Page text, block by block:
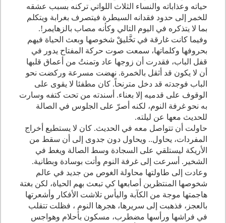
حياته وعذاباته والنساء الثلاث اللواتي تركنه بسبب عشقه
للخمر إلى حدود فقدانه السيطرة فيتصرف بغرابة ويتكلم
بما لا يتذكره في اليوم التالي وكأنه مصاب بالزهايمر!.
وفيما كانت غارقة في تخَّليقْ شخوصها وبعث الحياة فيهم
بحروفها وكلماتها، سمعت صوت حركة المفتاح يدور في
قفل الباب، فقدرت أن زوجها عاد وتمنتُ من أعماق قلبها
أن لا يكون قد أثقل بالخمرة. نهضت مسرعة وركضت نحو
الباب فوجدته قد دخل مترنحاً. كان مطفئا لا يقوى على
الوقوف على قدميه إلا بعناء. أسندته من تحت كتفه وسارت
به نحو غرفة النوم، لكنه أصرّ على الجلوس في الصالة
للحديث معها عن ليلته.
حاولت أن تتواصل معه في الحديث. كان لا يستطيع أخراج
المفردات، يحاول.. ويحاول دون جدوى إلى أن سقط من
الأريكة ليستلقي على السجادة وسط الصالة ويغط في
الشخير. أسرعت إلى غرفة النوم وأتت بوسادة وبطانية.
وعادت إلى طاولتها محاولة الغوص من جديد في عالم
شخوصها المنتظرين أصابعها كي تبعث بهم الحياة، لكن بغتة
هاجمتها موجة من الكآبة واليأس تلاشت الأفكار وأشعرتها
بالعجز، فذهبت إلى سريرها، هجرها النوم ، فظلت تتقلب
في فراشها ورأسها مضطرب، مسكون بأحلام وهواجس